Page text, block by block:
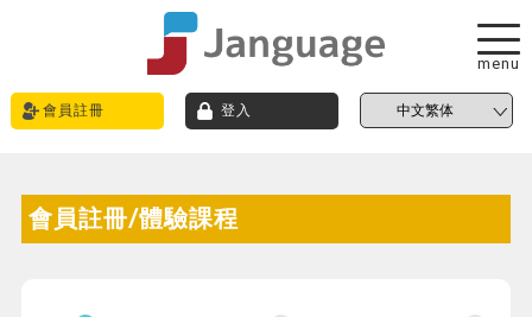
會員註冊 登入
menu
會員註冊/體驗課程